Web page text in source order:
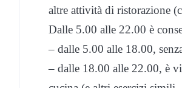
altre attività di ristorazione
Dalle 5.00 alle 22.00 è
– dalle 5.00 alle 18.00,
– dalle 18.00 alle 22.00, è